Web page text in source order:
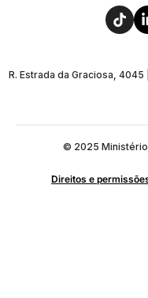
R. Estrada da Graciosa,
© 2025
Direitos e